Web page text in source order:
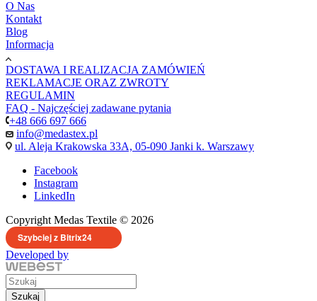
O Nas
Kontakt
Blog
Informacja
DOSTAWA I REALIZACJA ZAMÓWIEŃ
REKLAMACJE ORAZ ZWROTY
REGULAMIN
FAQ - Najczęściej zadawane pytania
+48 666 697 666
info@medastex.pl
ul. Aleja Krakowska 33A, 05-090 Janki k. Warszawy
Facebook
Instagram
LinkedIn
Copyright Medas Textile © 2026
Szybciej z Bitrix24
Developed by
Szukaj